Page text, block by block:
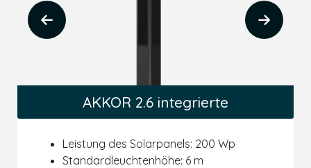
AKKOR 2.6 integrierte
Leistung des Solarpanels: 200 Wp
Standardleuchtenhöhe: 6 m